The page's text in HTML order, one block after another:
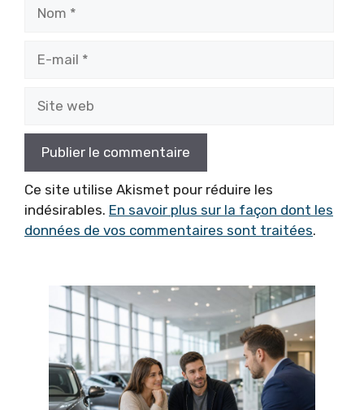
mail
web
Ce site utilise Akismet pour réduire les
indésirables. En savoir plus sur la façon dont les
données de vos commentaires sont traitées.